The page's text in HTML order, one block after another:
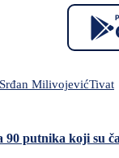
Srđan MilivojevićTivat
putnika koji su